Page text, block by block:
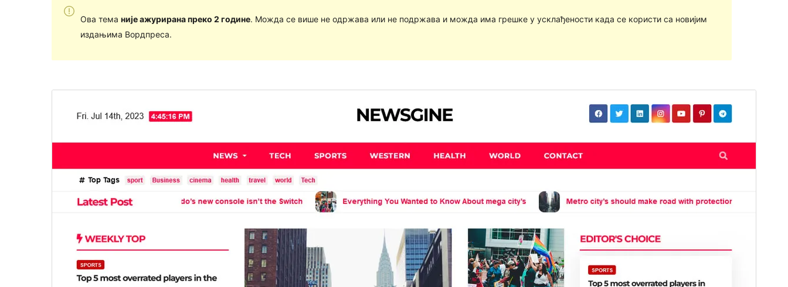
Ова тема није ажурирана преко 2 године. Можда се више не одржава или не подржава и можда има грешке у усклађености када се користи са новијим
издањима Вордпреса.
Active installations
300+
PHP version
Theme homepage